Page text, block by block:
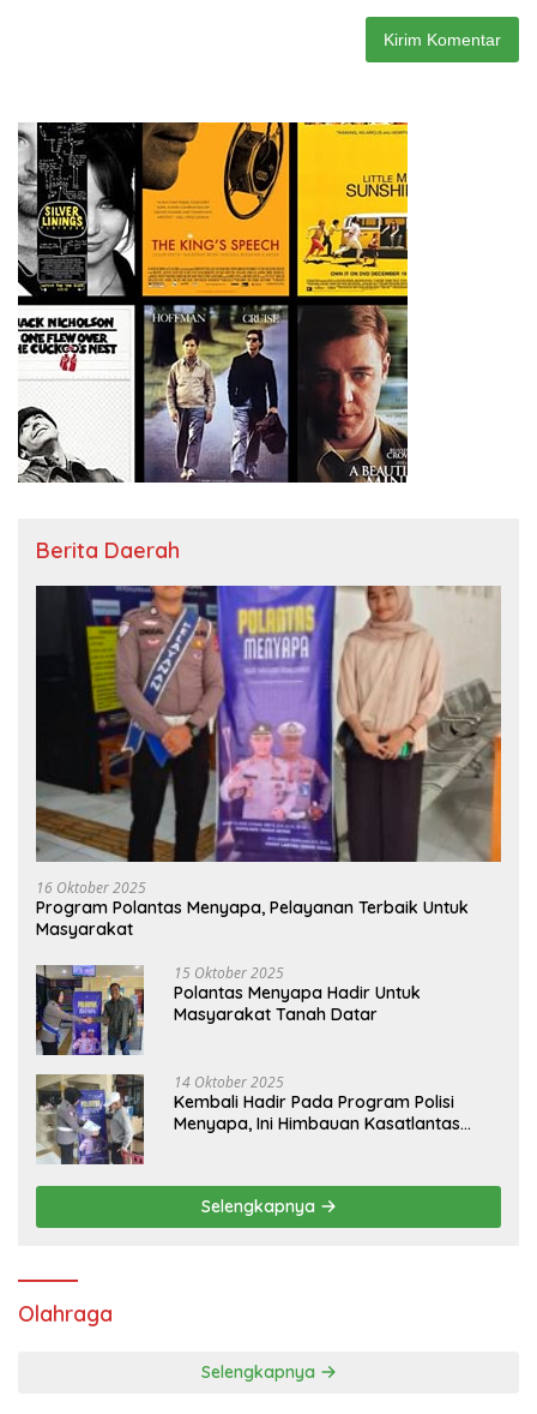
Berita Daerah
16 Oktober 2025
Program Polantas Menyapa, Pelayanan Terbaik Untuk
Masyarakat
15 Oktober 2025
Polantas Menyapa Hadir Untuk
Masyarakat Tanah Datar
14 Oktober 2025
Kembali Hadir Pada Program Polisi
Menyapa, Ini Himbauan Kasatlantas
Selengkapnya
Olahraga
Selengkapnya